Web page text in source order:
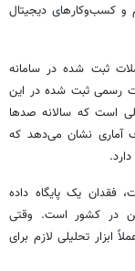
کسب‌وکارهای دیجیتال
ثبت شده در سامانه
رسمی ثبت شده در این
است که سالانه صدها
آماری نشان می‌دهد که
فقدان یک پایگاه داده
در کشور است. وقتی
تحلیلی لازم برای